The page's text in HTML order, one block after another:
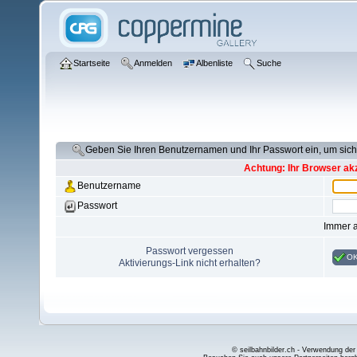
Startseite Anmelden Albenliste Suche
Geben Sie Ihren Benutzernamen und Ihr Passwort ein, um
Achtung: Ihr Browser
Benutzername
Passwort
Immer
Passwort vergessen
Aktivierungs-Link nicht erhalten?
© seilbahnbilder.ch - Verwendung